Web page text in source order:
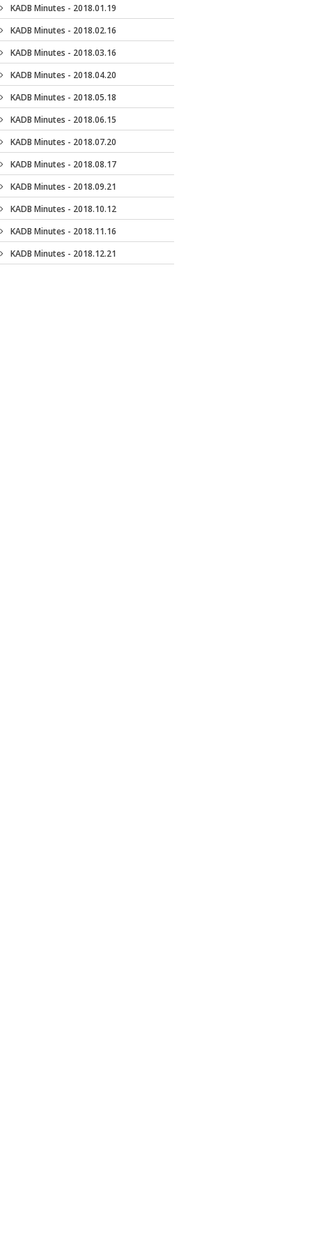
KADB Minutes - 2018.01.19
KADB Minutes - 2018.02.16
KADB Minutes - 2018.03.16
KADB Minutes - 2018.04.20
KADB Minutes - 2018.05.18
KADB Minutes - 2018.06.15
KADB Minutes - 2018.07.20
KADB Minutes - 2018.08.17
KADB Minutes - 2018.09.21
KADB Minutes - 2018.10.12
KADB Minutes - 2018.11.16
KADB Minutes - 2018.12.21